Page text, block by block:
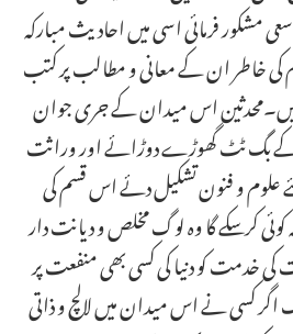
مشکور فرمائی اسی میں احادیث مبارکہ
کی خاطر ان کے معانی و مطالب پر کتب
اس میدان کے جری جوان
بگ ٹٹ گھوڑے دوڑائے اور وراثت
و فنون تشکیل دئے اس قسم کی
کرسکے گا وہ لوگ مخلص و دیانت دار
خدمت کو دنیا کی کسی بھی منفعت پر
کسی نے اس میدان میں لالچ و ذاتی